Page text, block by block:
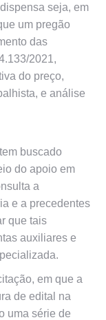
seja, em
um pregão
das
2021,
do preço,
e análise
buscado
do apoio em
a
e a precedentes
que tais
auxiliares e
em que a
de edital na
uma série de